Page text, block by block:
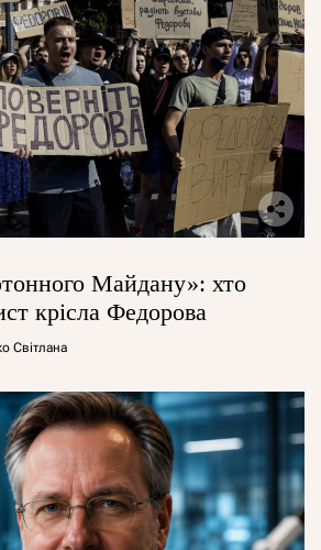
Майдану»: хто
крісла Федорова
Світлана